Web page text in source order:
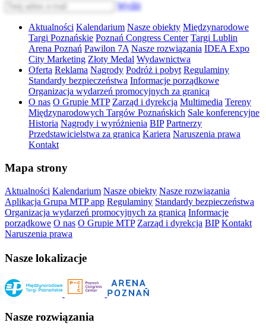
Wyślij
Aktualności Kalendarium Nasze obiekty Międzynarodowe
Targi Poznańskie Poznań Congress Center Targi Lublin
Arena Poznań Pawilon 7A Nasze rozwiązania IDEA Expo
City Marketing Złoty Medal Wydawnictwa
Oferta Reklama Nagrody Podróż i pobyt Regulaminy
Standardy bezpieczeństwa Informacje porządkowe
Organizacja wydarzeń promocyjnych za granicą
O nas O Grupie MTP Zarząd i dyrekcja Multimedia Tereny
Międzynarodowych Targów Poznańskich Sale konferencyjne
Historia Nagrody i wyróżnienia BIP Partnerzy
Przedstawicielstwa za granicą Kariera Naruszenia prawa
Kontakt
Mapa strony
Aktualności Kalendarium Nasze obiekty Nasze rozwiązania
Aplikacja Grupa MTP app Regulaminy Standardy bezpieczeństwa
Organizacja wydarzeń promocyjnych za granicą Informacje
porządkowe O nas O Grupie MTP Zarząd i dyrekcja BIP Kontakt
Naruszenia prawa
Nasze lokalizacje
Nasze rozwiązania